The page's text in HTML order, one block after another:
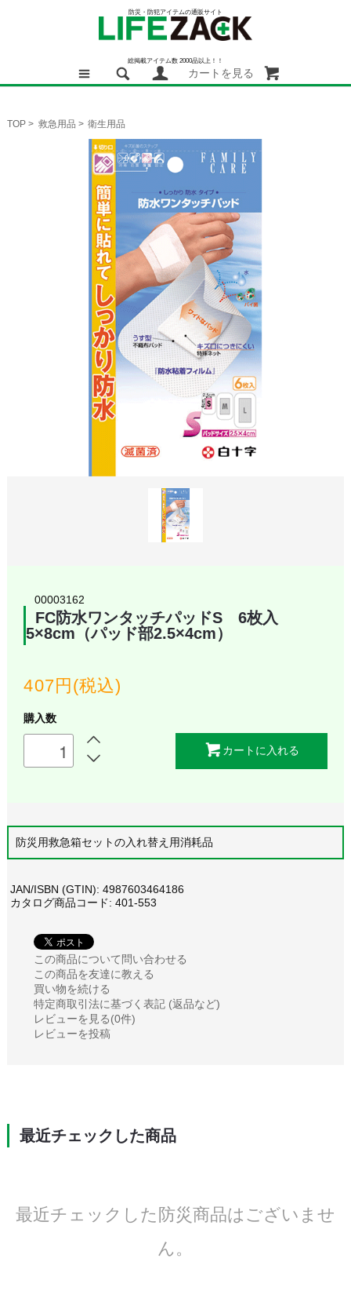
防災・防犯アイテムの通販サイト
総掲載アイテム数 2000品以上！！
カートを見る
TOP > 救急用品 > 衛生用品
00003162
FC防水ワンタッチパッドS 6枚入
5×8cm（パッド部2.5×4cm）
407円(税込)
購入数
カートに入れる
防災用救急箱セットの入れ替え用消耗品
JAN/ISBN (GTIN): 4987603464186
カタログ商品コード: 401-553
この商品について問い合わせる
この商品を友達に教える
買い物を続ける
特定商取引法に基づく表記 (返品など)
レビューを見る(0件)
レビューを投稿
最近チェックした商品
最近チェックした防災商品はございませ
ん。